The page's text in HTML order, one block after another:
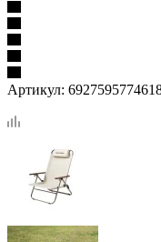
Артикул: